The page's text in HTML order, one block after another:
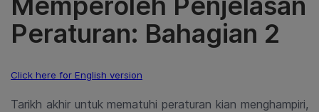
Peraturan: Bahagian 2
Click here for English version
Tarikh akhir untuk mematuhi peraturan kian menghampiri,